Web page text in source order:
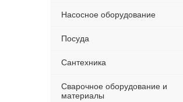
Насосное оборудование
Посуда
Сантехника
Сварочное оборудование и
материалы